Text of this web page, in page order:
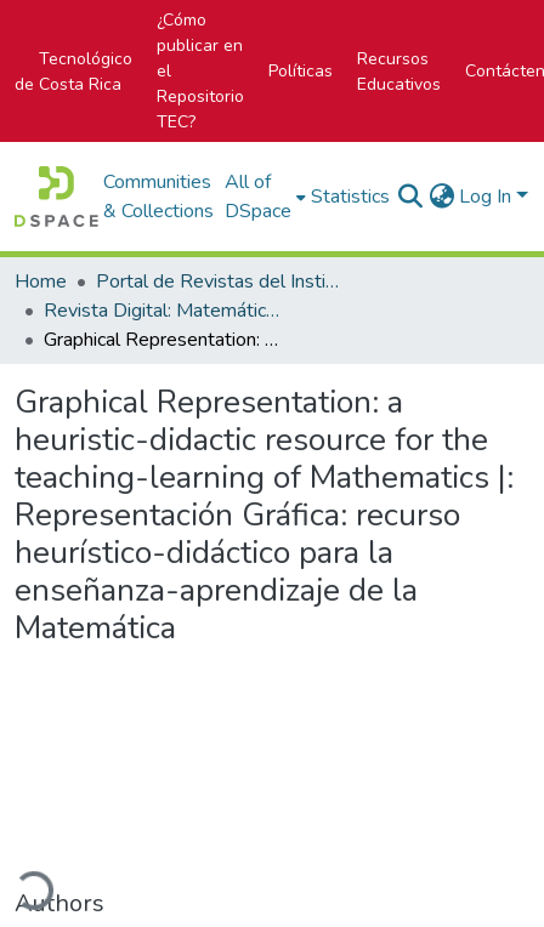
Tecnológico
de Costa Rica
¿Cómo
publicar en
el
Repositorio
TEC?
Políticas
Recursos
Educativos
Communities
& Collections
All of
DSpace
Statistics Log In
Home
Portal de Revistas del Instituto Tecnológico de Costa Rica
Revista Digital: Matemática, Educación e Internet
Graphical Representation: a heuristic-didactic resource for the teaching-learning of Mathematics |: Representación Gráfica: recurso heurístico-didáctico para la enseñanza-aprendizaje de la Matemática
Graphical Representation: a
heuristic-didactic resource for the
teaching-learning of Mathematics |:
Representación Gráfica: recurso
heurístico-didáctico para la
enseñanza-aprendizaje de la
Matemática
Authors